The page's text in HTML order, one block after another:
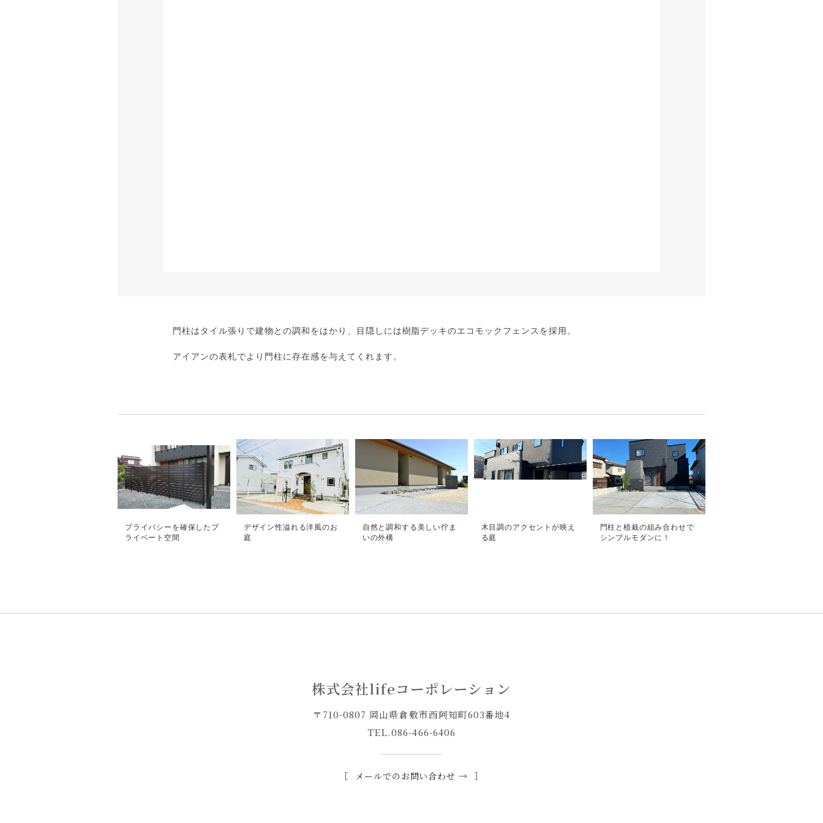
門柱はタイル張りで建物との調和をはかり、目隠しには樹脂デッキのエコモックフェンスを採用。
アイアンの表札でより門柱に存在感を与えてくれます。
プライバシーを確保したプ
ライベート空間
デザイン性溢れる洋風のお
庭
自然と調和する美しい佇ま
いの外構
木目調のアクセントが映え
る庭
門柱と植栽の組み合わせで
シンプルモダンに！
株式会社lifeコーポレーション
〒710-0807 岡山県倉敷市西阿知町603番地4
TEL.086-466-6406
メールでのお問い合わせ →